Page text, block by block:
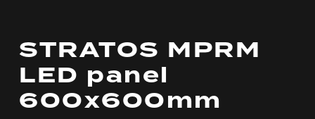
STRATOS MPRM
LED panel
600x600mm